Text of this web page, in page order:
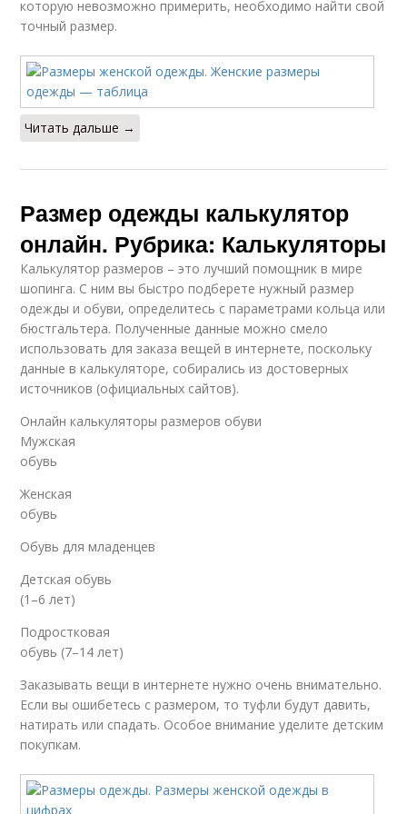
которую невозможно примерить, необходимо найти свой
точный размер.
Читать дальше →
Размер одежды калькулятор
онлайн. Рубрика: Калькуляторы
Калькулятор размеров – это лучший помощник в мире
шопинга. С ним вы быстро подберете нужный размер
одежды и обуви, определитесь с параметрами кольца или
бюстгальтера. Полученные данные можно смело
использовать для заказа вещей в интернете, поскольку
данные в калькуляторе, собирались из достоверных
источников (официальных сайтов).
Онлайн калькуляторы размеров обуви
Мужская
обувь
Женская
обувь
Обувь для младенцев
Детская обувь
(1–6 лет)
Подростковая
обувь (7–14 лет)
Заказывать вещи в интернете нужно очень внимательно.
Если вы ошибетесь с размером, то туфли будут давить,
натирать или спадать. Особое внимание уделите детским
покупкам.